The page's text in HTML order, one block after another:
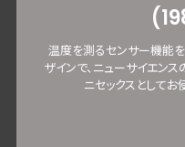
温度を測るセンサー機能
ザインで、ニューサイエン
ニセックスとしてお